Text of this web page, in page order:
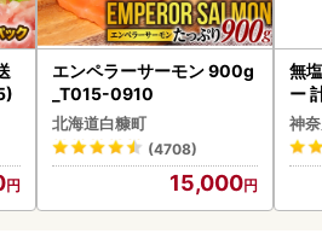
エンペラーサーモン 900g
_T015-0910
北海道白糠町
(4708)
15,000
無
ー
】
神